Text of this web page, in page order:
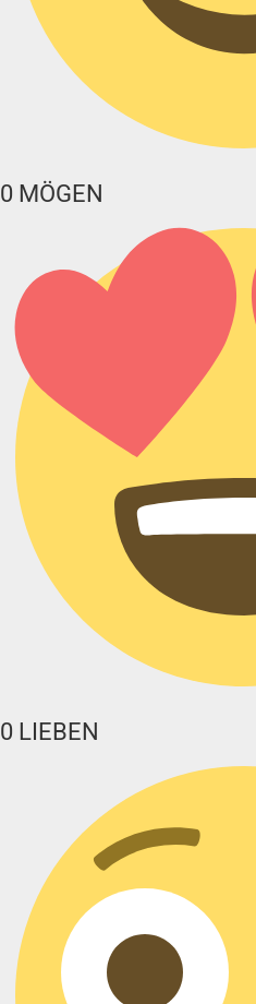
0 MÖGEN
0 LIEBEN